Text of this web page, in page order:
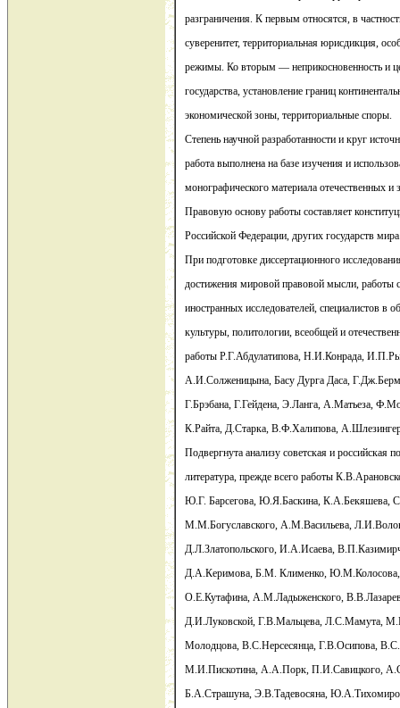
разграничения. К первым относятся, в
суверенитет, территориальная юрисдикция,
режимы. Ко вторым — неприкосновенность и
государства, установление границ
экономической зоны, территориальные споры.
Степень научной разработанности и круг
работа выполнена на базе изучения и
монографического материала отечественных
Правовую основу работы составляет
Российской Федерации, других государств
При подготовке диссертационного
достижения мировой правовой мысли, работы
иностранных исследователей, специалистов в
культуры, политологии, всеобщей и
работы Р.Г.Абдулатипова, Н.И.Конрада,
А.И.Солженицына, Басу Дурга Даса,
Г.Брэбана, Г.Гейдена, Э.Ланга, А.Матьеза,
К.Райта, Д.Старка, В.Ф.Халипова,
Подвергнута анализу советская и российская
литература, прежде всего работы
Ю.Г. Барсегова, Ю.Я.Баскина, К.А.Бекяшева,
М.М.Богуславского, А.М.Васильева,
Д.Л.Златопольского, И.А.Исаева,
Д.А.Керимова, Б.М. Клименко, Ю.М.Колосова,
О.Е.Кутафина, А.М.Ладыженского,
Д.И.Луковской, Г.В.Мальцева, Л.С.Мамута,
Молодцова, В.С.Нерсесянца, Г.В.Осипова,
М.И.Пискотина, А.А.Порк, П.И.Савицкого,
Б.А.Страшуна, Э.В.Тадевосяна,